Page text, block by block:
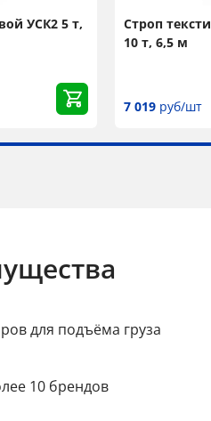
УСК2 5 т,
Строп
10 т, 6,5 м
7 019 руб/шт
для подъёма груза
10 брендов